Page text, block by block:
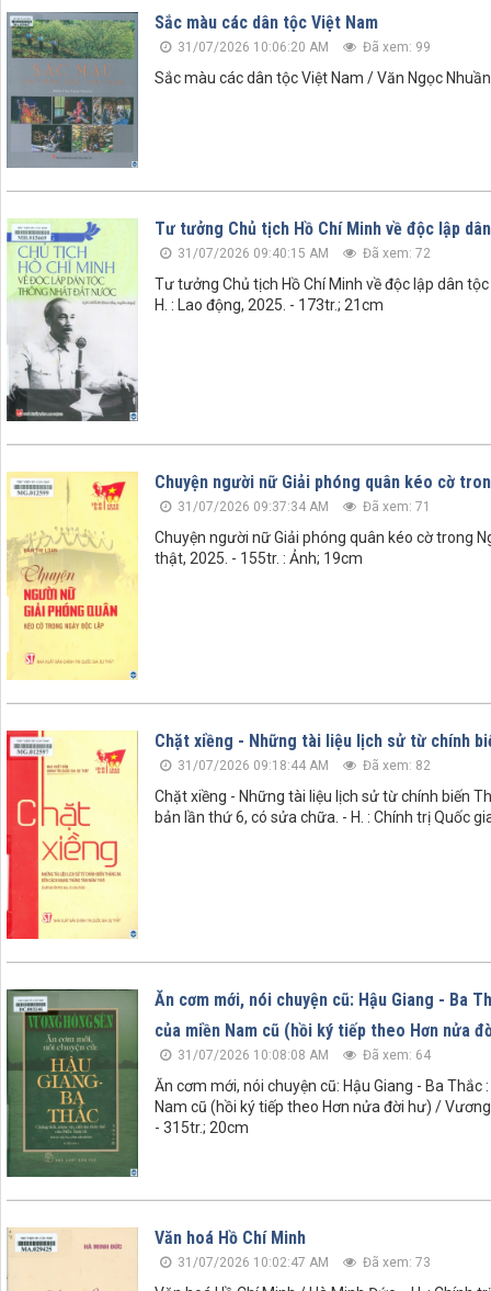
Sắc màu các dân tộc Việt Nam
31/07/2026 10:06:20 AM Đã xem: 99
Sắc màu các dân tộc Việt Nam / Văn Ngọc
Tư tưởng Chủ tịch Hồ Chí Minh về độc lập
31/07/2026 09:40:15 AM Đã xem: 72
Tư tưởng Chủ tịch Hồ Chí Minh về độc lập dân
H. : Lao động, 2025. - 173tr.; 21cm
Chuyện người nữ Giải phóng quân kéo cờ
31/07/2026 09:37:34 AM Đã xem: 71
Chuyện người nữ Giải phóng quân kéo cờ trong
thật, 2025. - 155tr. : Ảnh; 19cm
Chặt xiềng - Những tài liệu lịch sử từ chính
31/07/2026 09:18:44 AM Đã xem: 82
Chặt xiềng - Những tài liệu lịch sử từ chính biến
bản lần thứ 6, có sửa chữa. - H. : Chính trị Quốc
Ăn cơm mới, nói chuyện cũ: Hậu Giang - Ba
của miền Nam cũ (hồi ký tiếp theo Hơn nửa
31/07/2026 10:08:08 AM Đã xem: 64
Ăn cơm mới, nói chuyện cũ: Hậu Giang - Ba
Nam cũ (hồi ký tiếp theo Hơn nửa đời hư) /
- 315tr.; 20cm
Văn hoá Hồ Chí Minh
31/07/2026 10:02:47 AM Đã xem: 73